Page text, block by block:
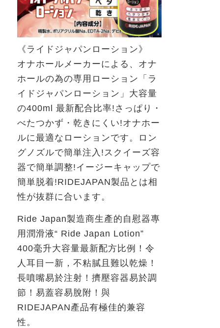
《ライドジャパンローション》
オナホールメーカーによる、オナ
ホールの為の専用ローション「ラ
イドジャパンローション」 大容量
の400ml 最新配合比率! さっぱり・
べたつかず・乾きにくい!オナホー
ルに最適なローションです。ロン
グノズルで簡単注入 !スクイーズ容
器で簡単調整! イージーキャップで
簡単脱着!RIDEJAPAN製品とは相
性が抜群に合います。
Ride Japan製造商生產的自慰器專
用潤滑液“ Ride Japan Lotion”
400毫升大容量最新配方比例！令
人耳目一新，不粘膩且難以乾燥！
長噴嘴易於注射！擠壓容器易於調
節！易蓋容易脫附！與
RIDEJAPAN產品有極佳的兼容
性。